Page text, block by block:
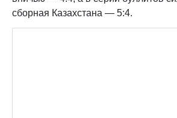
сборная Казахстана — 5:4.